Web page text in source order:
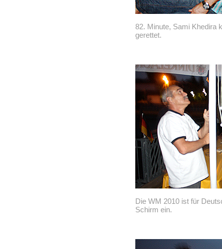
82. Minute, Sami Khedira
gerettet.
Die WM 2010 ist für
Schirm ein.